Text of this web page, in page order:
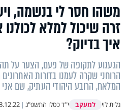
משהו חסר לי בנשמה,
זרה שיכול למלא
איך בדיוק?
הגעגוע לתקופה של פעם, הצער על
הרוחני שקרה לעמנו בדורות
המלאח, הרובע היהודי העתיק, שם
גלית לוי למעקב י"ד כסלו התשפ"ג |